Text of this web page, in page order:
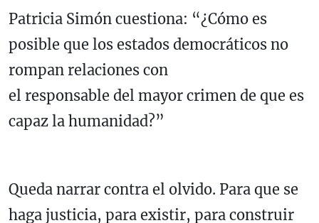
Patricia Simón cuestiona: “¿Cómo es
posible que los estados democráticos no
rompan relaciones con
el responsable del mayor crimen de que es
capaz la humanidad?”
Queda narrar contra el olvido. Para que se
haga justicia, para existir, para construir